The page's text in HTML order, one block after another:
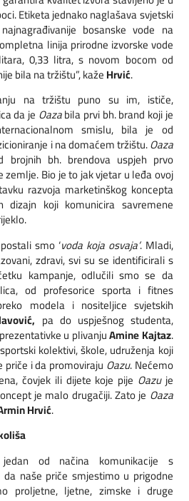
Etiketa jednako naglašava svjetski
bosanske vode na
linija prirodne izvorske vode
0,33 litra, s novom bocom od
bila na tržištu”, kažeHrvić.
na tržištu puno su im, ističe,
da je Oazabila prvi bh. brand koji je
smislu, bila je od
i na domaćem tržištu.Oaza
bh. brendova uspjeh prvo
Bio je to jak vjetar u leđa ovoj
razvoja marketinškog koncepta
koji komunicira savremene
smo ‘voda koja osvaja’. Mladi,
zdravi, svi su se identificirali s
kampanje, odlučili smo se da
od profesorice sporta i fitnes
modela i nositeljice svjetskih
pa do uspješnog studenta,
u plivanjuAmine Kajtaz.
kolektivi, škole, udruženja koji
i da promoviraju Oazu. Nećemo
čovjek ili dijete koje pije Oazuje
je malo drugačiji. Zato je Oaza
Hrvić.
od načina komunikacije s
naše priče smjestimo u prigodne
proljetne, ljetne, zimske i druge